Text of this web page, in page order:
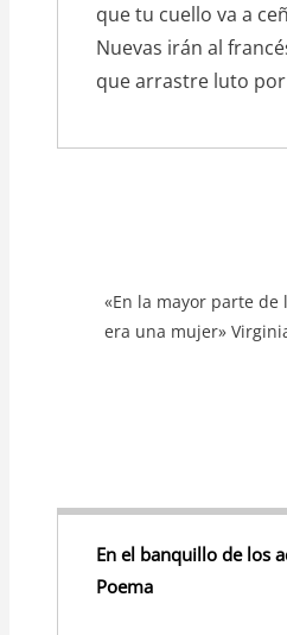
que tu cuello va a
Nuevas irán al
que arrastre luto
«En la mayor parte
era una mujer»
En el banquillo de los
Poema